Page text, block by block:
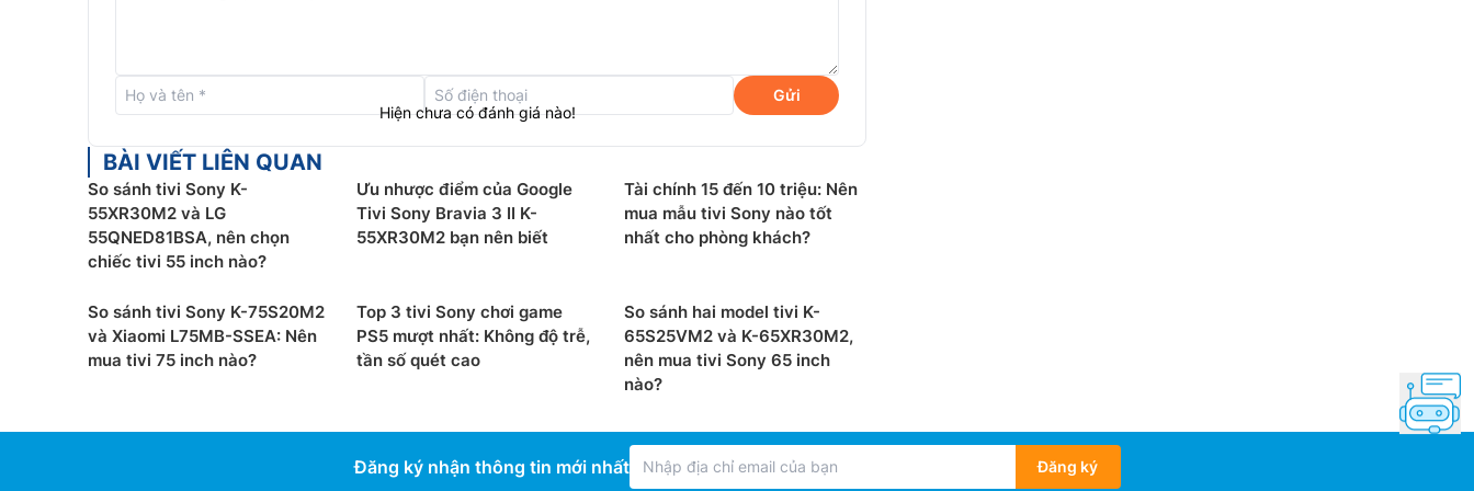
Tivi Sony LED 75 Inch 4K K-75S25VM2 được trang bị hệ điều hành Google tivi, bạn có thể
duyệt tìm trong hơn 400.000 bộ phim và tập chương trình truyền hình trên khắp các dịch vụ
truyền hình trực tuyến, tập hợp tại một nơi, sắp xếp theo chủ đề và thể loại dựa trên nội dung
Gửi
Hiện chưa có đánh giá nào!
BÀI VIẾT LIÊN QUAN
So sánh tivi Sony K-
55XR30M2 và LG
55QNED81BSA, nên chọn
chiếc tivi 55 inch nào?
Ưu nhược điểm của Google
Tivi Sony Bravia 3 II K-
55XR30M2 bạn nên biết
Tài chính 15 đến 10 triệu: Nên
mua mẫu tivi Sony nào tốt
nhất cho phòng khách?
So sánh tivi Sony K-75S20M2
và Xiaomi L75MB-SSEA: Nên
mua tivi 75 inch nào?
Top 3 tivi Sony chơi game
PS5 mượt nhất: Không độ trễ,
tần số quét cao
So sánh hai model tivi K-
65S25VM2 và K-65XR30M2,
nên mua tivi Sony 65 inch
nào?
Đăng ký nhận thông tin mới nhất Đăng ký